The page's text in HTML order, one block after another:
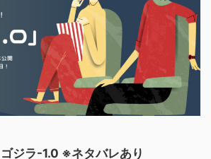
ゴジラ-1.0 ※ネタバレあり